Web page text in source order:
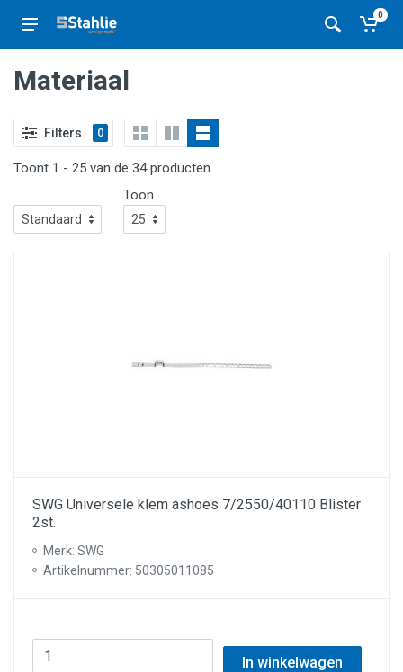
0
Materiaal
Filters 0
Toont 1 - 25 van de 34 producten
Toon
SWG Universele klem ashoes 7/2550/40110 Blister
2st.
Merk: SWG
Artikelnummer: 50305011085
In winkelwagen